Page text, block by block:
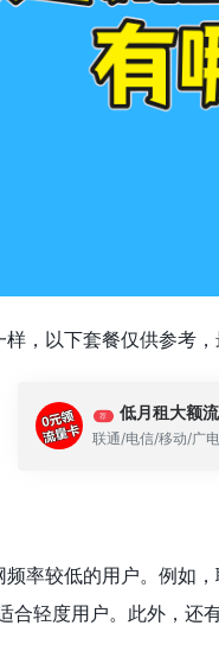
，以下套餐仅供参考
荐 低月租大额
联通/电信/移动/广
率较低的用户。例如
轻度用户。此外，还